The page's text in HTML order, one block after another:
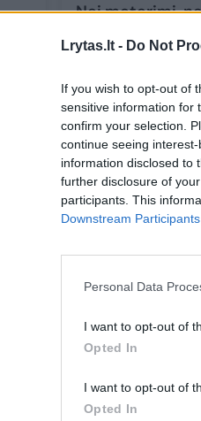
Lrytas.lt - Do Not
If you wish to opt-out of
sensitive information for
confirm your selection.
continue seeing
information disclosed to
further disclosure of
participants. This
Downstream Participants
Personal Data
I want to opt-out of
Opted In
I want to opt-out of
Opted In
Nei moterimi,
džiaugiasi, kad
neišduoda
Gyvenimo būdas